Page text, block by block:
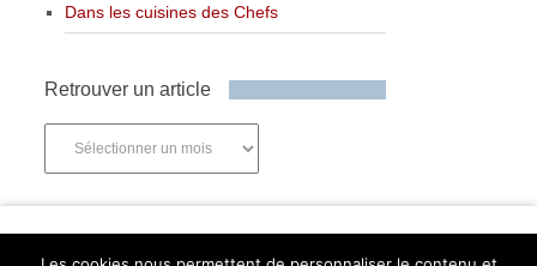
Dans les cuisines des Chefs
Retrouver un article